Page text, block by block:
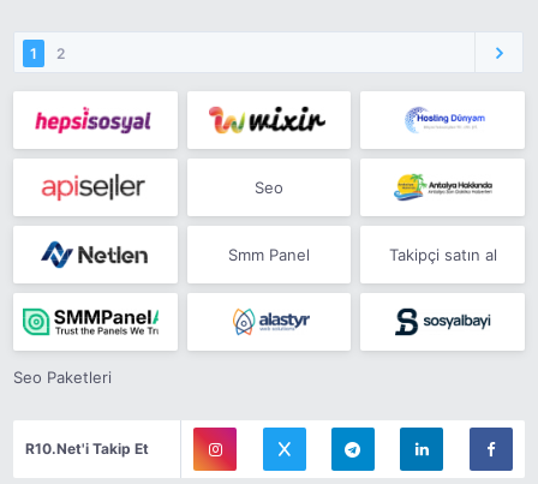
1 2
Seo
Smm Panel Takipçi satın al
Seo Paketleri
R10.Net'i Takip Et